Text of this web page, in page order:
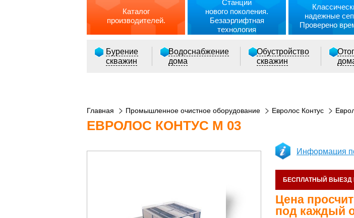
Каталог
производителей.
Станции
нового поколения.
Безаэрлифтная
технология
надежные
Проверено
Бурение
скважин
Водоснабжение
дома
Обустройство
скважин
Главная Промышленное очистное оборудование Евролос Контус
ЕВРОЛОС КОНТУС M 03
Информация
БЕСПЛАТНЫЙ ВЫЕЗД
Цена
под каждый